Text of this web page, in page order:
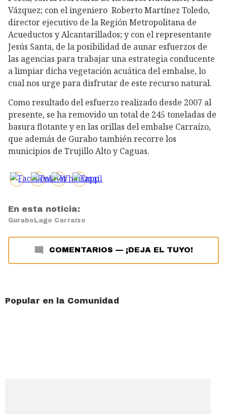
Vázquez; con el ingeniero Roberto Martínez Toledo,
director ejecutivo de la Región Metropolitana de
Acueductos y Alcantarillados; y con el representante
Jesús Santa, de la posibilidad de aunar esfuerzos de
las agencias para trabajar una estrategia conducente
a limpiar dicha vegetación acuática del embalse, lo
cual nos urge para disfrutar de este recurso natural.
Como resultado del esfuerzo realizado desde 2007 al
presente, se ha removido un total de 245 toneladas de
basura flotante y en las orillas del embalse Carraízo,
que además de Gurabo también recorre los
municipios de Trujillo Alto y Caguas.
En esta noticia:
Gurabo Lago Carraízo
COMENTARIOS — ¡DEJA EL TUYO!
Popular en la Comunidad